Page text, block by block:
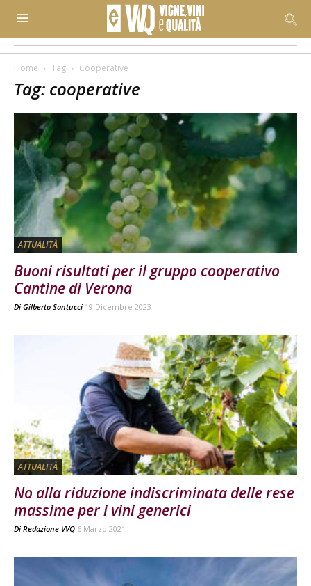
Home Tag Cooperative
Tag: cooperative
ATTUALITÀ
Buoni risultati per il gruppo cooperativo
Cantine di Verona
Di Gilberto Santucci 19 Dicembre 2023
ATTUALITÀ
No alla riduzione indiscriminata delle rese
massime per i vini generici
Di Redazione VVQ 6 Marzo 2021